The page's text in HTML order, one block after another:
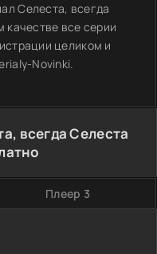
Селеста, всегда
качестве все серии
целиком и
Novinki.
всегда Селеста
Плеер 3